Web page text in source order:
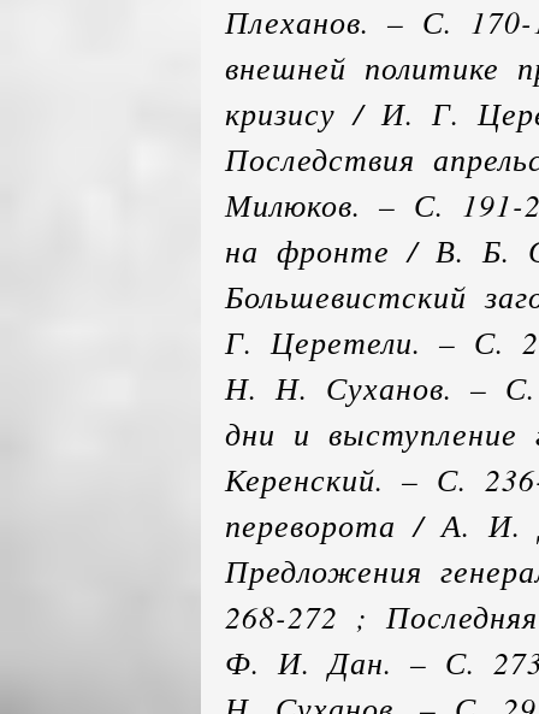
Плеханов. – С. 170-
внешней политике
кризису / И. Г.
Последствия
Милюков. – С. 191-
на фронте / В. Б.
Большевистский
Г. Церетели. – С.
Н. Н. Суханов. – С.
дни и
Керенский. – С.
переворота / А. И.
Предложения
268-272 ;
Ф. И. Дан. – С.